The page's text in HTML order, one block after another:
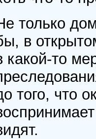
только
в
какой-то
того, что